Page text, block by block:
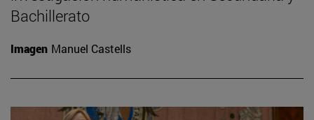
Bachillerato
Imagen Manuel Castells